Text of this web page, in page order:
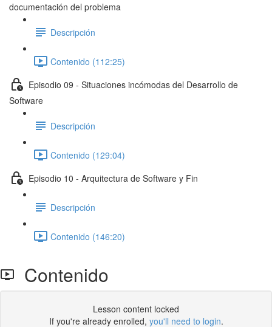
documentación del problema
Descripción
Contenido (112:25)
Episodio 09 - Situaciones incómodas del Desarrollo de
Software
Descripción
Contenido (129:04)
Episodio 10 - Arquitectura de Software y Fin
Descripción
Contenido (146:20)
Contenido
Lesson content locked
If you're already enrolled, you'll need to login.